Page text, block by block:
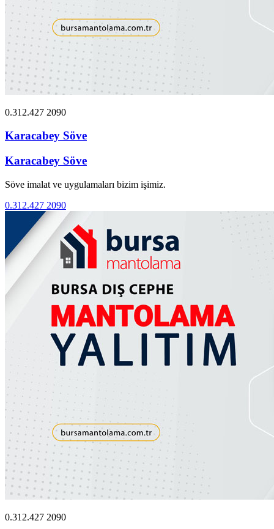
0.312.427 2090
Karacabey Söve
Karacabey Söve
Söve imalat ve uygulamaları bizim işimiz.
0.312.427 2090
0.312.427 2090